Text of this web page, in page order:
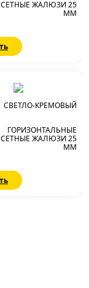
ЖАЛЮЗИ 25
ММ
СВЕТЛО-КРЕМОВЫЙ
ГОРИЗОНТАЛЬНЫЕ
ЖАЛЮЗИ 25
ММ